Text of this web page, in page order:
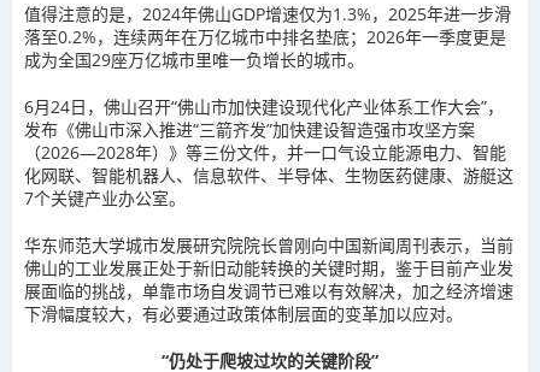
值得注意的是，2024年佛山GDP增速仅为1.3%，2025年进一步滑
落至0.2%，连续两年在万亿城市中排名垫底；2026年一季度更是
成为全国29座万亿城市里唯一负增长的城市。
6月24日，佛山召开“佛山市加快建设现代化产业体系工作大会”，
发布《佛山市深入推进“三箭齐发”加快建设智造强市攻坚方案
（2026—2028年）》等三份文件，并一口气设立能源电力、智能
化网联、智能机器人、信息软件、半导体、生物医药健康、游艇这
7个关键产业办公室。
华东师范大学城市发展研究院院长曾刚向中国新闻周刊表示，当前
佛山的工业发展正处于新旧动能转换的关键时期，鉴于目前产业发
展面临的挑战，单靠市场自发调节已难以有效解决，加之经济增速
下滑幅度较大，有必要通过政策体制层面的变革加以应对。
“仍处于爬坡过坎的关键阶段”